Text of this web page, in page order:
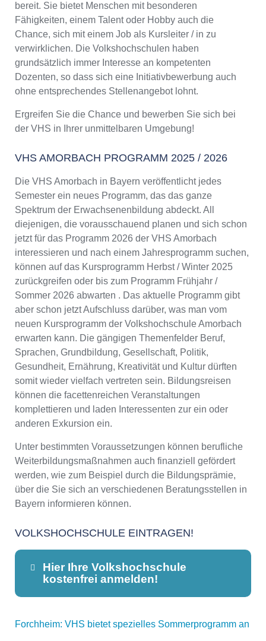
bereit. Sie bietet Menschen mit besonderen
Fähigkeiten, einem Talent oder Hobby auch die
Chance, sich mit einem Job als Kursleiter / in zu
verwirklichen. Die Volkshochschulen haben
grundsätzlich immer Interesse an kompetenten
Dozenten, so dass sich eine Initiativbewerbung auch
ohne entsprechendes Stellenangebot lohnt.
Ergreifen Sie die Chance und bewerben Sie sich bei
der VHS in Ihrer unmittelbaren Umgebung!
VHS AMORBACH PROGRAMM 2025 / 2026
Die VHS Amorbach in Bayern veröffentlicht jedes
Semester ein neues Programm, das das ganze
Spektrum der Erwachsenenbildung abdeckt. All
diejenigen, die vorausschauend planen und sich schon
jetzt für das Programm 2026 der VHS Amorbach
interessieren und nach einem Jahresprogramm suchen,
können auf das Kursprogramm Herbst / Winter 2025
zurückgreifen oder bis zum Programm Frühjahr /
Sommer 2026 abwarten . Das aktuelle Programm gibt
aber schon jetzt Aufschluss darüber, was man vom
neuen Kursprogramm der Volkshochschule Amorbach
erwarten kann. Die gängigen Themenfelder Beruf,
Sprachen, Grundbildung, Gesellschaft, Politik,
Gesundheit, Ernährung, Kreativität und Kultur dürften
somit wieder vielfach vertreten sein. Bildungsreisen
können die facettenreichen Veranstaltungen
komplettieren und laden Interessenten zur ein oder
anderen Exkursion ein.
Unter bestimmten Voraussetzungen können berufliche
Weiterbildungsmaßnahmen auch finanziell gefördert
werden, wie zum Beispiel durch die Bildungsprämie,
über die Sie sich an verschiedenen Beratungsstellen in
Bayern informieren können.
VOLKSHOCHSCHULE EINTRAGEN!
Hier Ihre Volkshochschule
kostenfrei anmelden!
Dieser Teil dient lediglich zur
Forchheim: VHS bietet spezielles Sommerprogramm an